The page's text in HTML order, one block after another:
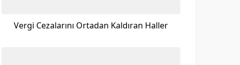
Vergi Cezalarını Ortadan Kaldıran Haller